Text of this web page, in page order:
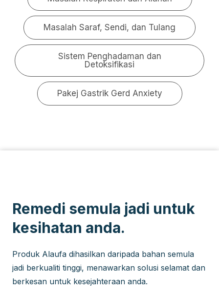
Masalah Saraf, Sendi, dan Tulang
Sistem Penghadaman dan
Detoksifikasi
Pakej Gastrik Gerd Anxiety
Remedi semula jadi untuk
kesihatan anda.
Produk Alaufa dihasilkan daripada bahan semula
jadi berkualiti tinggi, menawarkan solusi selamat dan
berkesan untuk kesejahteraan anda.